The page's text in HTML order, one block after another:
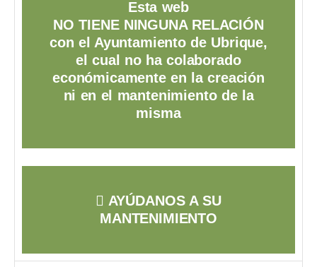
Esta web
NO TIENE NINGUNA RELACIÓN
con el Ayuntamiento de Ubrique,
el cual no ha colaborado
económicamente en la creación
ni en el mantenimiento de la
misma
AYÚDANOS A SU
MANTENIMIENTO